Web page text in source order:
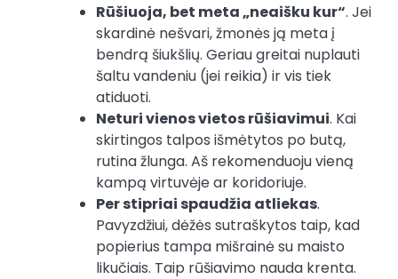
Rūšiuoja, bet meta „neaišku kur“. Jei
skardinė nešvari, žmonės ją meta į
bendrą šiukšlių. Geriau greitai nuplauti
šaltu vandeniu (jei reikia) ir vis tiek
atiduoti.
Neturi vienos vietos rūšiavimui. Kai
skirtingos talpos išmėtytos po butą,
rutina žlunga. Aš rekomenduoju vieną
kampą virtuvėje ar koridoriuje.
Per stipriai spaudžia atliekas.
Pavyzdžiui, dėžės sutraškytos taip, kad
popierius tampa mišrainė su maisto
likučiais. Taip rūšiavimo nauda krenta.